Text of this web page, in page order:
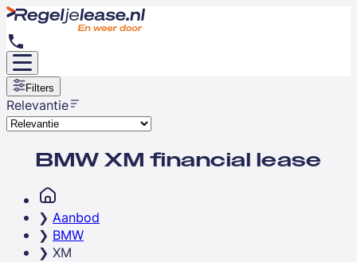
Filters
Relevantie
BMW XM financial lease
Aanbod
BMW
XM